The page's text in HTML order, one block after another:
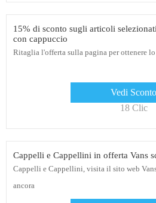
15% di sconto sugli articoli
con cappuccio
Ritaglia l'offerta sulla pagina per ottenere
Vedi Sconto
18 Clic
Cappelli e Cappellini in offerta Vans
Cappelli e Cappellini, visita il sito web
ancora